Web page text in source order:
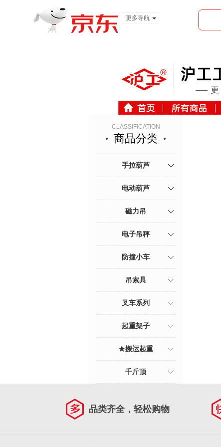
更多导航
CLASSIFICATION
商品分类
手拉葫芦
电动葫芦
磁力吊
电子吊秤
防撞小车
吊索具
叉车系列
起重架子
★搬运起重
千斤顶
品类齐全，轻松购物